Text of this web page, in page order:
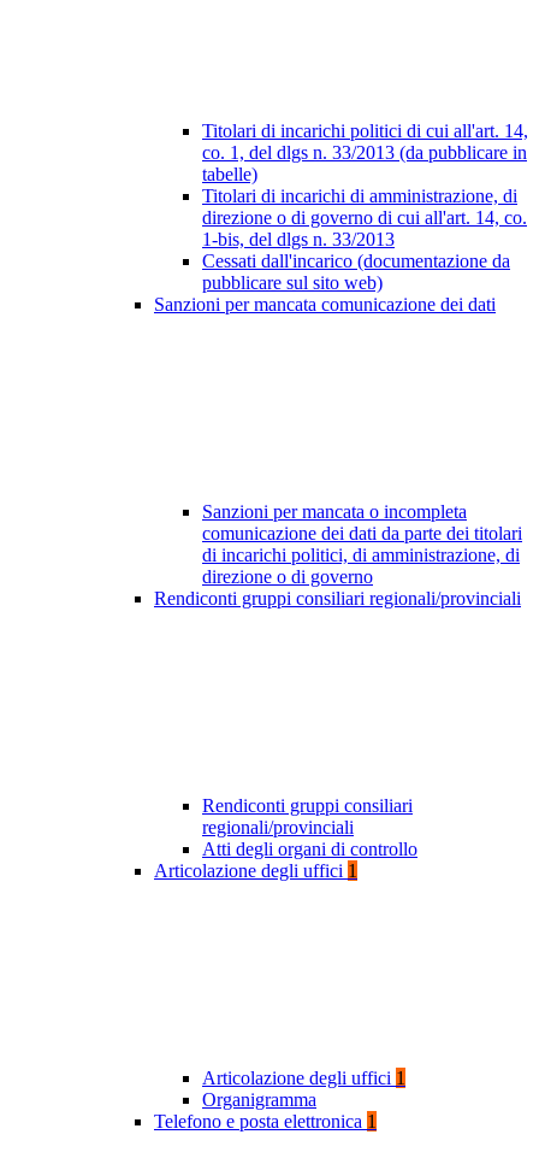
Titolari di incarichi politici di cui all'art. 14,
co. 1, del dlgs n. 33/2013 (da pubblicare in
tabelle)
Titolari di incarichi di amministrazione, di
direzione o di governo di cui all'art. 14, co.
1-bis, del dlgs n. 33/2013
Cessati dall'incarico (documentazione da
pubblicare sul sito web)
Sanzioni per mancata comunicazione dei dati
Sanzioni per mancata o incompleta
comunicazione dei dati da parte dei titolari
di incarichi politici, di amministrazione, di
direzione o di governo
Rendiconti gruppi consiliari regionali/provinciali
Rendiconti gruppi consiliari
regionali/provinciali
Atti degli organi di controllo
Articolazione degli uffici 1
Articolazione degli uffici 1
Organigramma
Telefono e posta elettronica 1